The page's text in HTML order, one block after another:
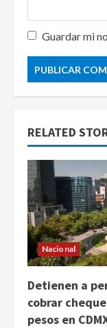
Guardar mi
RELATED
Nacional
Detienen a
cobrar
pesos en